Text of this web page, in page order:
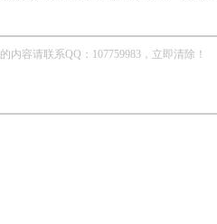
容请联系QQ：107759983，立即清除！